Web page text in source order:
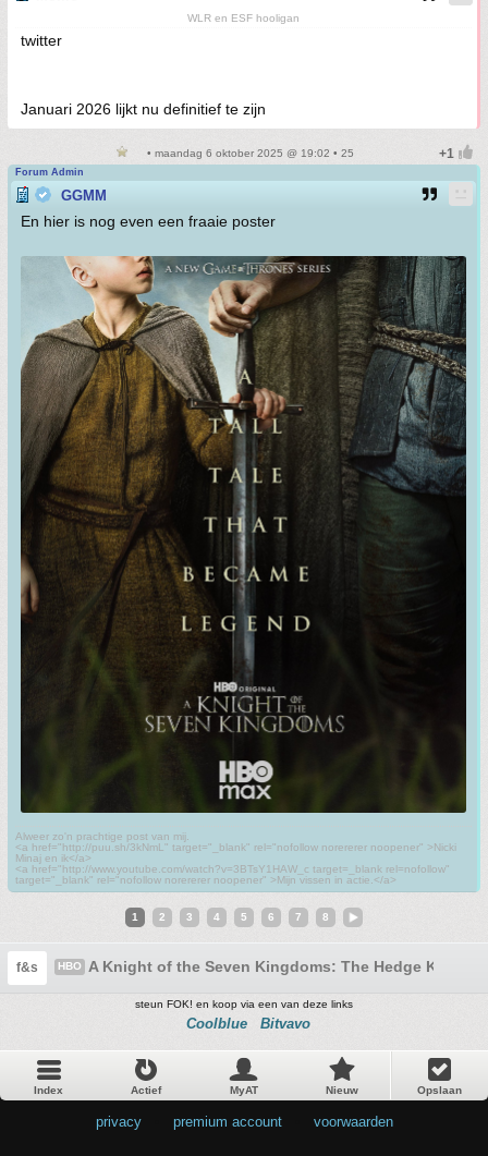
WLR en ESF hooligan
twitter
Januari 2026 lijkt nu definitief te zijn
• maandag 6 oktober 2025 @ 19:02 • 25
Forum Admin
GGMM
En hier is nog even een fraaie poster
Alweer zo'n prachtige post van mij.
<a href="http://puu.sh/3kNmL" target="_blank" rel="nofollow norererer noopener" >Nicki
Minaj en ik</a>
<a href="http://www.youtube.com/watch?v=3BTsY1HAW_c target=_blank rel=nofollow"
target="_blank" rel="nofollow norererer noopener" >Mijn vissen in actie.</a>
1 2 3 4 5 6 7 8
f&s HBO A Knight of the Seven Kingdoms: The Hedge Knight
steun FOK! en koop via een van deze links
Coolblue Bitvavo
Index Actief MyAT Nieuw Opslaan
privacy premium account voorwaarden